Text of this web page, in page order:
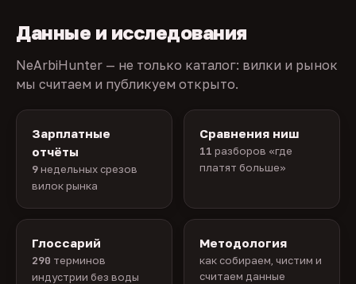
Данные и исследования
NeArbiHunter — не только каталог: вилки и рынок
мы считаем и публикуем открыто.
Зарплатные
отчёты
9недельных срезов
вилок рынка
Сравнения ниш
11 разборов «где
платят больше»
Глоссарий
290 терминов
индустрии без воды
Методология
как собираем, чистим и
считаем данные